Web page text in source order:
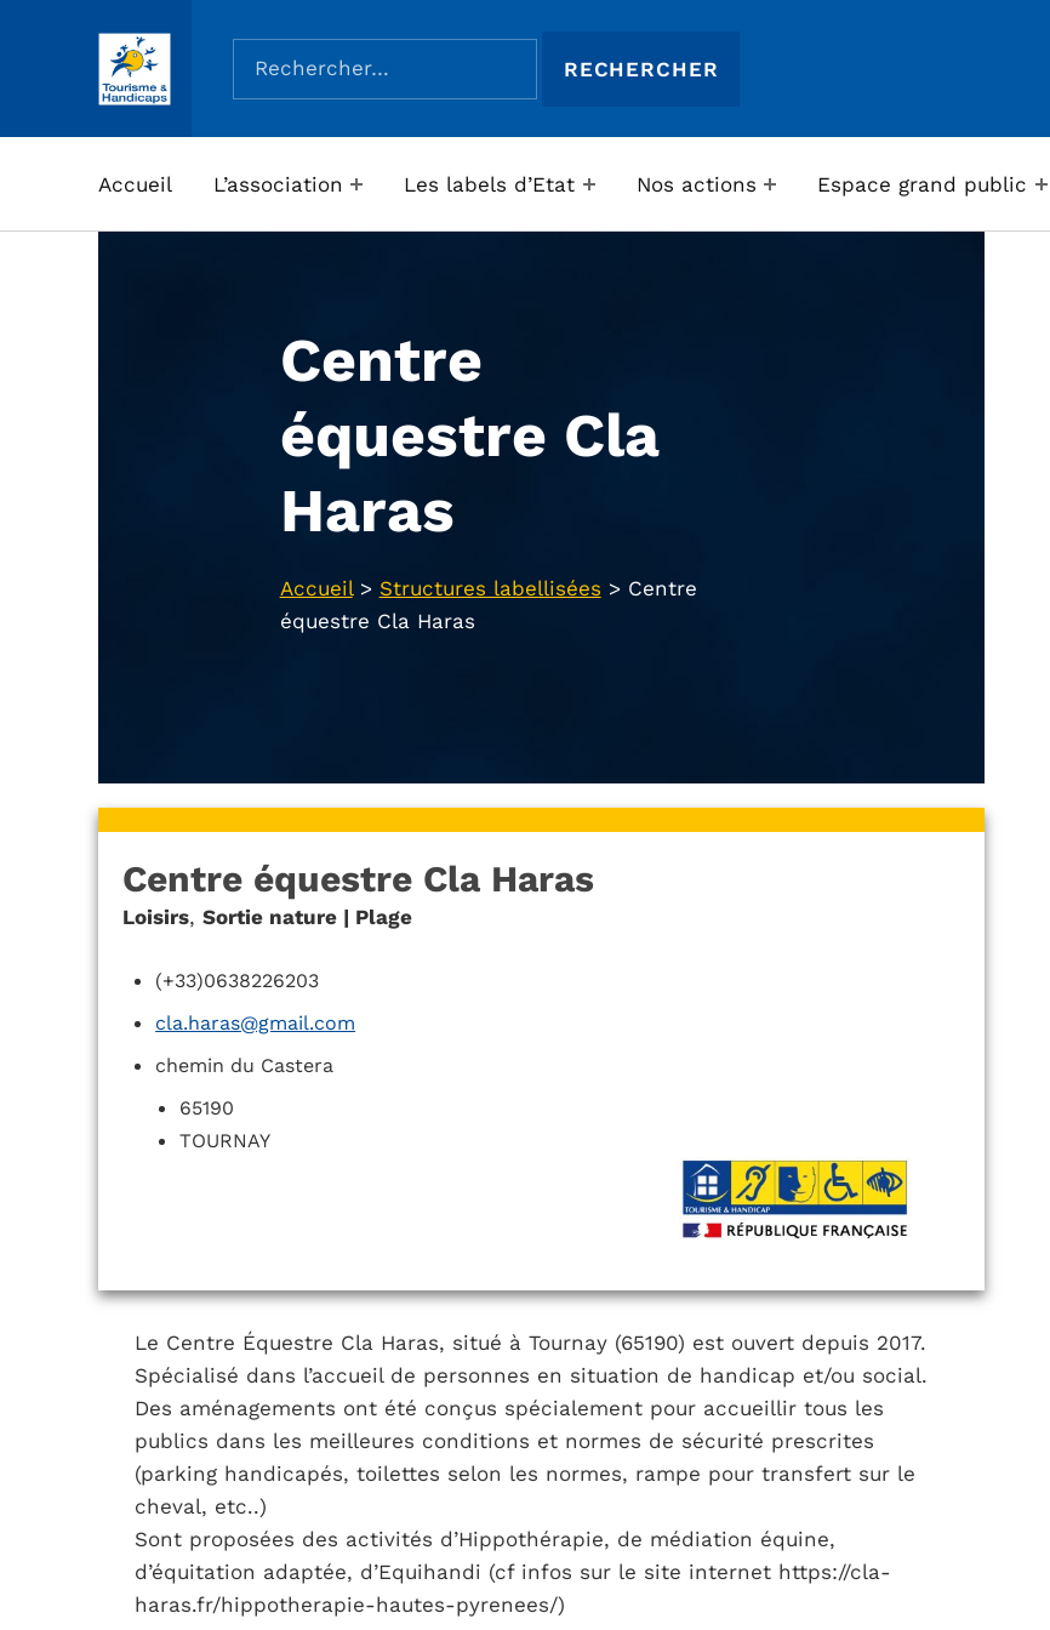
ASSOCIATION TOURISME ET HANDICAPS
Rechercher :
Accueil L’association Les labels d’Etat Nos actions Espace grand public
Centre
équestre Cla
Haras
Accueil> Structures labellisées > Centre
équestre Cla Haras
Centre équestre Cla Haras
Loisirs, Sortie nature | Plage
(+33)0638226203
cla.haras@gmail.com
chemin du Castera
65190
TOURNAY
Le Centre Équestre Cla Haras, situé à Tournay (65190) est ouvert depuis 2017.
Spécialisé dans l’accueil de personnes en situation de handicap et/ou social.
Des aménagements ont été conçus spécialement pour accueillir tous les
publics dans les meilleures conditions et normes de sécurité prescrites
(parking handicapés, toilettes selon les normes, rampe pour transfert sur le
cheval, etc..)
Sont proposées des activités d’Hippothérapie, de médiation équine,
d’équitation adaptée, d’Equihandi (cf infos sur le site internet https://cla-
haras.fr/hippotherapie-hautes-pyrenees/)